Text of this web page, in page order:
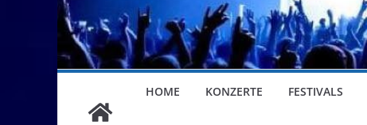
HOME KONZERTE FESTIVALS